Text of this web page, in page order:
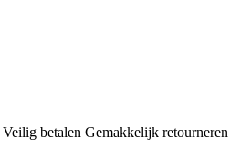
Veilig betalen Gemakkelijk retourneren